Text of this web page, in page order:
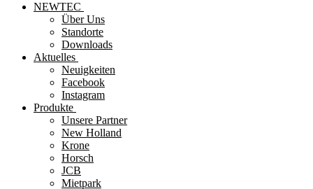
NEWTEC
Über Uns
Standorte
Downloads
Aktuelles
Neuigkeiten
Facebook
Instagram
Produkte
Unsere Partner
New Holland
Krone
Horsch
JCB
Mietpark